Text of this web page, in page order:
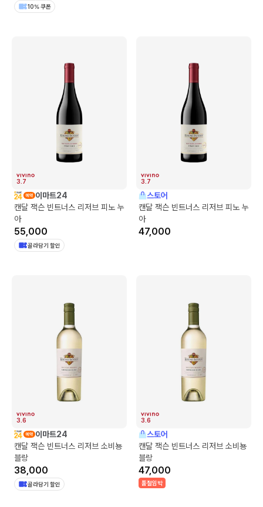
10% 쿠폰
3.7
이마트24
캔달 잭슨 빈트너스 리저브 피노 누
아
55,000
골라담기 할인
3.7
스토어
캔달 잭슨 빈트너스 리저브 피노 누
아
47,000
3.6
이마트24
캔달 잭슨 빈트너스 리저브 소비뇽
블랑
38,000
골라담기 할인
3.6
스토어
캔달 잭슨 빈트너스 리저브 소비뇽
블랑
47,000
품절임박